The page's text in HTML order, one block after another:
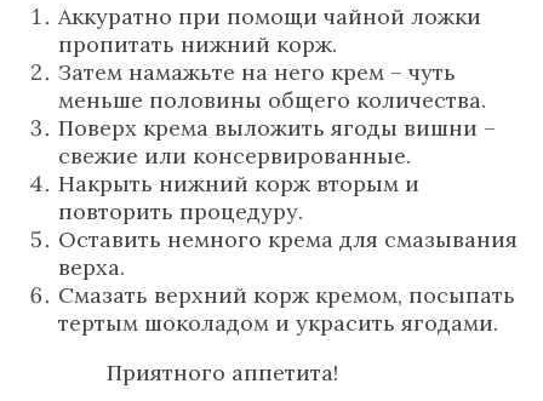
Аккуратно при помощи чайной ложки
пропитать нижний корж.
Затем намажьте на него крем – чуть
меньше половины общего количества.
Поверх крема выложить ягоды вишни –
свежие или консервированные.
Накрыть нижний корж вторым и
повторить процедуру.
Оставить немного крема для смазывания
верха.
Смазать верхний корж кремом, посыпать
тертым шоколадом и украсить ягодами.
Приятного аппетита!